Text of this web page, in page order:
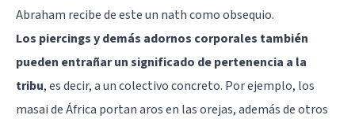
Abraham recibe de este un nath como obsequio.
Los piercings y demás adornos corporales también
pueden entrañar un significado de pertenencia a la
tribu, es decir, a un colectivo concreto. Por ejemplo, los
masai de África portan aros en las orejas, además de otros